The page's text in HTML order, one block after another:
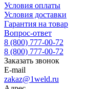
Условия оплаты
Условия доставки
Гарантия на товар
Вопрос-ответ
8 (800) 777-00-72
8 (800) 777-00-72
Заказать звонок
E-mail
zakaz@1weld.ru